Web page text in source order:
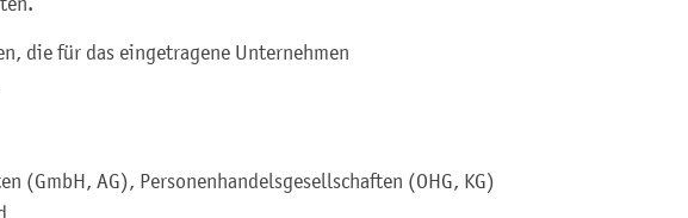
die für das eingetragene Unternehmen
(GmbH, AG), Personenhandelsgesellschaften (OHG, KG)